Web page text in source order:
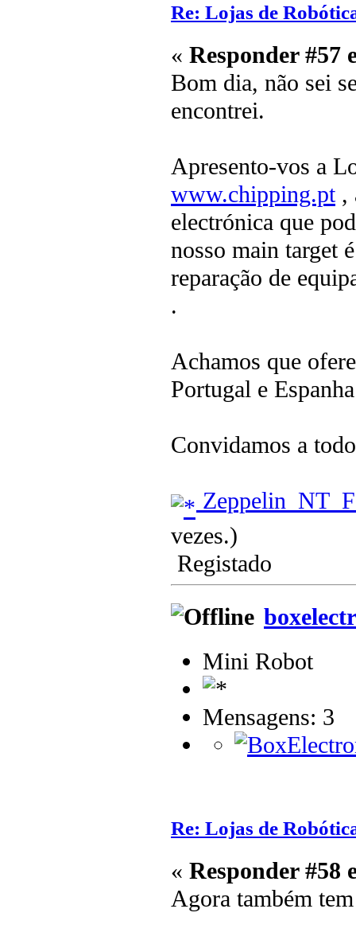
Re: Lojas de
« Responder #57
Bom dia, não sei
encontrei.
Apresento-vos a
www.chipping.pt,
electrónica que
nosso main target
reparação de
.
Achamos que
Portugal e
Convidamos a
vezes.)
Registado
Mini Robot
Mensagens: 3
Re: Lojas de
« Responder #58
Agora também